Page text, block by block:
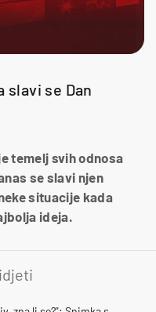
slavi se Dan
temelj svih odnosa
se slavi njen
situacije kada
ideja.